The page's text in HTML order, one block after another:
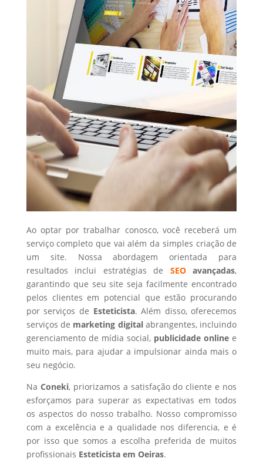
Ao optar por trabalhar conosco, você receberá um
serviço completo que vai além da simples criação de
um site. Nossa abordagem orientada para
resultados inclui estratégias de SEOavançadas,
garantindo que seu site seja facilmente encontrado
pelos clientes em potencial que estão procurando
por serviços de Esteticista. Além disso, oferecemos
serviços de marketing digital abrangentes, incluindo
gerenciamento de mídia social, publicidade online e
muito mais, para ajudar a impulsionar ainda mais o
seu negócio.
Na Coneki, priorizamos a satisfação do cliente e nos
esforçamos para superar as expectativas em todos
os aspectos do nosso trabalho. Nosso compromisso
com a excelência e a qualidade nos diferencia, e é
por isso que somos a escolha preferida de muitos
profissionais Esteticistaem Oeiras.